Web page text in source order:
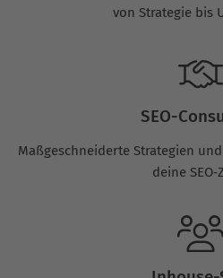
von Strategie bis
SEO-
Maßgeschneiderte Strategien
deine